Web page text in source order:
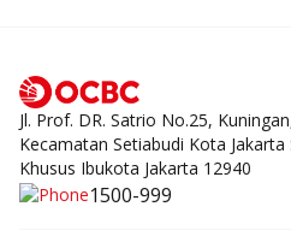
Jl. Prof. DR. Satrio No.25,
Kecamatan Setiabudi Kota
Khusus Ibukota Jakarta 12940
1500-999